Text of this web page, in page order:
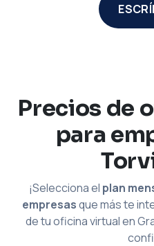
Precios de
para
¡Selecciona el plan
empresasque más te
de tu oficina virtual en